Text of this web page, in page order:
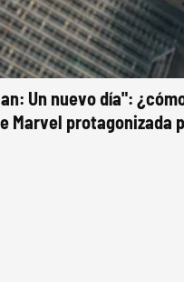
Un nuevo día":
Marvel protagonizada